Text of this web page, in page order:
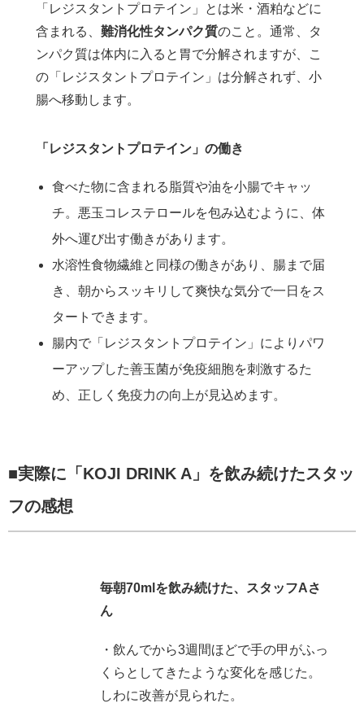
「レジスタントプロテイン」とは米・酒粕などに
含まれる、難消化性タンパク質のこと。通常、タ
ンパク質は体内に入ると胃で分解されますが、こ
の「レジスタントプロテイン」は分解されず、小
腸へ移動します。
「レジスタントプロテイン」の働き
食べた物に含まれる脂質や油を小腸でキャッ
チ。悪玉コレステロールを包み込むように、体
外へ運び出す働きがあります。
水溶性食物繊維と同様の働きがあり、腸まで届
き、朝からスッキリして爽快な気分で一日をス
タートできます。
腸内で「レジスタントプロテイン」によりパワ
ーアップした善玉菌が免疫細胞を刺激するた
め、正しく免疫力の向上が見込めます。
■実際に「KOJI DRINK A 」を飲み続けたスタッ
フの感想
毎朝70mlを飲み続けた、スタッフAさ
ん
・飲んでから3週間ほどで手の甲がふっ
くらとしてきたような変化を感じた。
しわに改善が見られた。